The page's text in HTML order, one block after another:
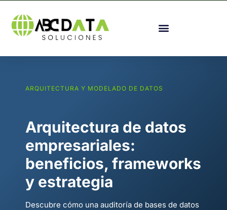
ARQUITECTURA Y MODELADO DE DATOS
Arquitectura de datos
empresariales:
beneficios, frameworks
y estrategia
Descubre cómo una auditoría de bases de datos